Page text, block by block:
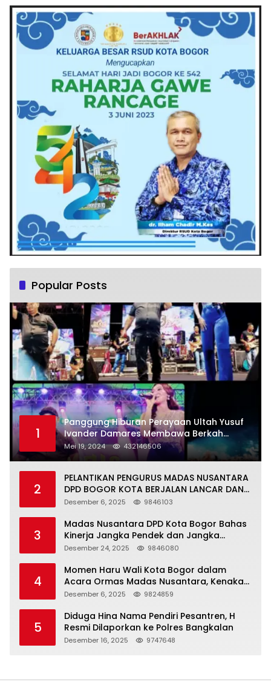
Popular Posts
1
Panggung Hiburan Perayaan Ultah Yusuf
Ivander Damares Membawa Berkah
Warga Kejapanan
Mei 19, 2024 432146506
2
PELANTIKAN PENGURUS MADAS NUSANTARA
DPD BOGOR KOTA BERJALAN LANCAR DAN
KHIDMAT
Desember 6, 2025 9846103
3
Madas Nusantara DPD Kota Bogor Bahas
Kinerja Jangka Pendek dan Jangka
Panjang
Desember 24, 2025 9846080
4
Momen Haru Wali Kota Bogor dalam
Acara Ormas Madas Nusantara, Kenakan
Peci Hitam Tinggi sebagai Simbol
Desember 6, 2025 9824859
5
Diduga Hina Nama Pendiri Pesantren, H
Resmi Dilaporkan ke Polres Bangkalan
Desember 16, 2025 9747648